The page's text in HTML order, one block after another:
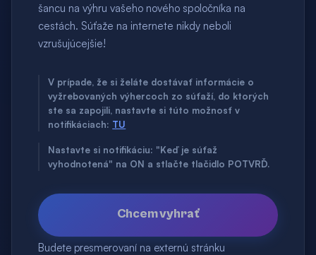
šancu na výhru vašeho nového spoločníka na
cestách. Súťaže na internete nikdy neboli
vzrušujúcejšie!
V prípade, že si želáte dostávať informácie o
vyžrebovaných výhercoch zo súťaží, do ktorých
ste sa zapojili, nastavte si túto možnosť v
notifikáciach: TU
Nastavte si notifikáciu: "Keď je súťaž
vyhodnotená" na ON a stlačte tlačidlo POTVRĎ.
Chcem vyhrať
Budete presmerovaní na externú stránku